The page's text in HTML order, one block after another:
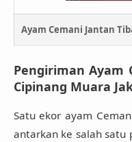
Ayam Cemani Jantan
Pengiriman Ayam
Cipinang Muara
Satu ekor ayam
antarkan ke salah satu